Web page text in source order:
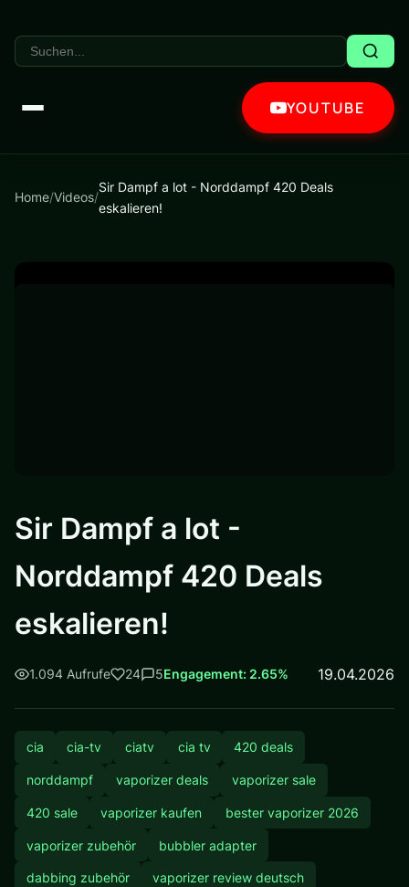
YOUTUBE
Home/Videos/
Sir Dampf a lot - Norddampf 420 Deals
eskalieren!
Sir Dampf a lot -
Norddampf 420 Deals
eskalieren!
1.094 Aufrufe 24 5Engagement: 2.65% 19.04.2026
cia cia-tv ciatv cia tv 420 deals
norddampf vaporizer deals vaporizer sale
420 sale vaporizer kaufen bester vaporizer 2026
vaporizer zubehör bubbler adapter
dabbing zubehör vaporizer review deutsch